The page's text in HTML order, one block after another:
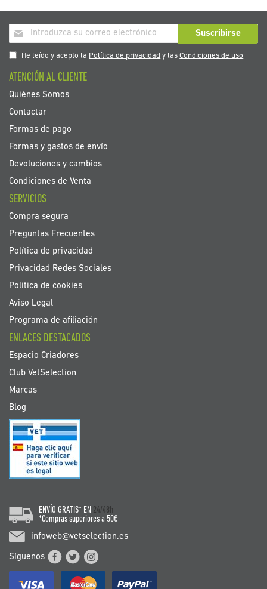
Inscríbase
a
nuestro
de
noticias:
Suscribirse
He leído y acepto la Política de privacidad y lasCondiciones de uso
ATENCIÓN AL CLIENTE
Quiénes Somos
Contactar
Formas de pago
Formas y gastos de envío
Devoluciones y cambios
Condiciones de Venta
SERVICIOS
Compra segura
Preguntas Frecuentes
Política de privacidad
Privacidad Redes Sociales
Política de cookies
Aviso Legal
Programa de afiliación
ENLACES DESTACADOS
Espacio Criadores
Club VetSelection
Marcas
Blog
ENVÍO GRATIS* EN 24/48h
*Compras superiores a 50€
infoweb@vetselection.es
Síguenos